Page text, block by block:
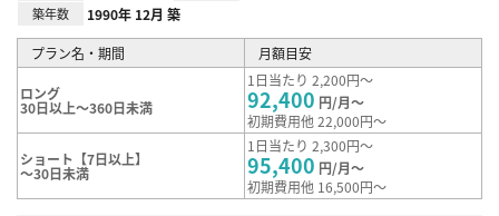
築年数 1990年 12月 築
プラン名・期間 月額目安
ロング
30日以上～360日未満
1日当たり 2,200円～
92,400 円/月～
初期費用他 22,000円～
ショート【7日以上】
～30日未満
1日当たり 2,300円～
95,400 円/月～
初期費用他 16,500円～